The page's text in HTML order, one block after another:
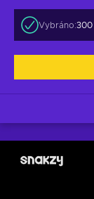
Vybráno:300